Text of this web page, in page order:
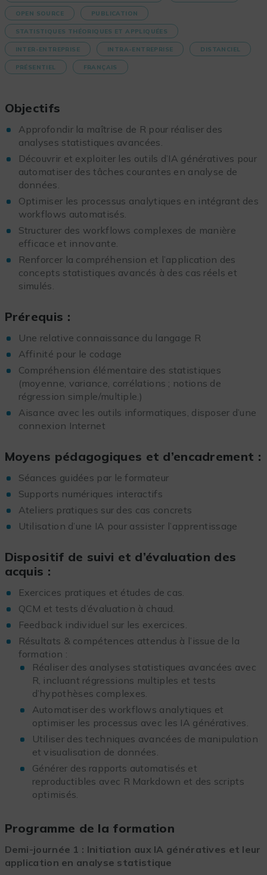
OPEN SOURCE PUBLICATION
STATISTIQUES THÉORIQUES ET APPLIQUÉES
INTER-ENTREPRISE INTRA-ENTREPRISE DISTANCIEL
PRÉSENTIEL FRANÇAIS
Objectifs
Approfondir la maîtrise de R pour réaliser des
analyses statistiques avancées.
Découvrir et exploiter les outils d’IA génératives pour
automatiser des tâches courantes en analyse de
données.
Optimiser les processus analytiques en intégrant des
workflows automatisés.
Structurer des workflows complexes de manière
efficace et innovante.
Renforcer la compréhension et l’application des
concepts statistiques avancés à des cas réels et
simulés.
Prérequis :
Une relative connaissance du langage R
Affinité pour le codage
Compréhension élémentaire des statistiques
(moyenne, variance, corrélations ; notions de
régression simple/multiple.)
Aisance avec les outils informatiques, disposer d’une
connexion Internet
Moyens pédagogiques et d’encadrement :
Séances guidées par le formateur
Supports numériques interactifs
Ateliers pratiques sur des cas concrets
Utilisation d’une IA pour assister l’apprentissage
Dispositif de suivi et d’évaluation des
acquis :
Exercices pratiques et études de cas.
QCM et tests d’évaluation à chaud.
Feedback individuel sur les exercices.
Résultats & compétences attendus à l’issue de la
formation :
Réaliser des analyses statistiques avancées avec
R, incluant régressions multiples et tests
d’hypothèses complexes.
Automatiser des workflows analytiques et
optimiser les processus avec les IA génératives.
Utiliser des techniques avancées de manipulation
et visualisation de données.
Générer des rapports automatisés et
reproductibles avec R Markdown et des scripts
optimisés.
Programme de la formation
Demi-journée 1 : Initiation aux IA génératives et leur
application en analyse statistique